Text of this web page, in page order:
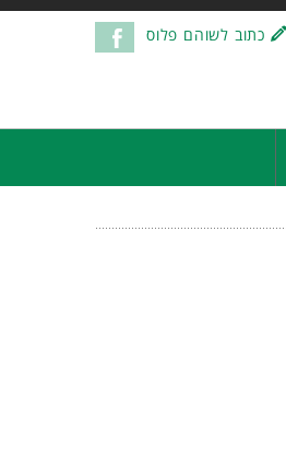
כתוב לשוהם פלוס